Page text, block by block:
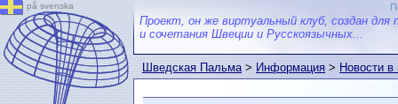
Проект, он же виртуальный клуб, создан для
и сочетания Швеции и Русскоязычных...
Шведская Пальма>Информация>Новости
på svenska